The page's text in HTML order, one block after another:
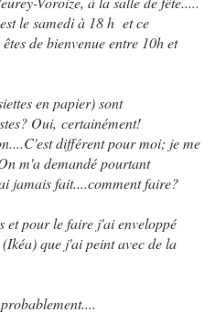
le samedi à 18 h et ce
de bienvenue entre 10h et
en papier) sont
Oui, certainément!
différent pour moi; je me
m'a demandé pourtant
jamais fait....comment faire?
et pour le faire j'ai enveloppé
que j'ai peint avec de la